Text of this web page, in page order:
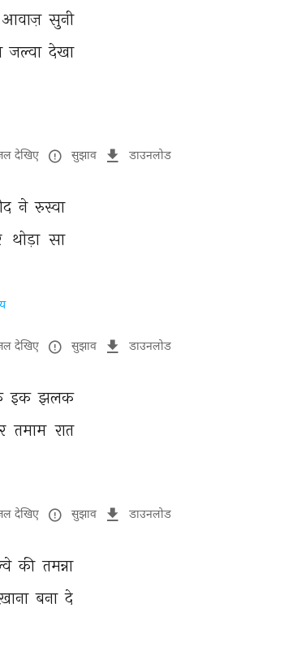
आवाज़ सुनी
जल्वा देखा
देखिए सुझाव डाउनलोड
ने रुस्वा
थोड़ा सा
देखिए सुझाव डाउनलोड
इक झलक
तमाम रात
देखिए सुझाव डाउनलोड
की तमन्ना
बना दे